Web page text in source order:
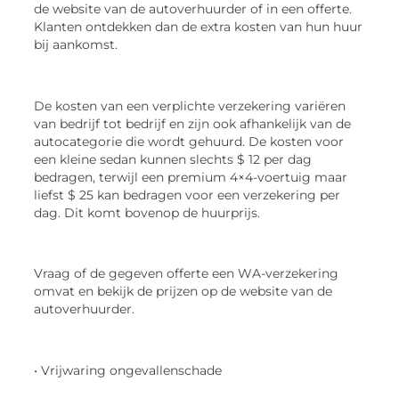
de website van de autoverhuurder of in een offerte.
Klanten ontdekken dan de extra kosten van hun huur
bij aankomst.
De kosten van een verplichte verzekering variëren
van bedrijf tot bedrijf en zijn ook afhankelijk van de
autocategorie die wordt gehuurd. De kosten voor
een kleine sedan kunnen slechts $ 12 per dag
bedragen, terwijl een premium 4×4-voertuig maar
liefst $ 25 kan bedragen voor een verzekering per
dag. Dit komt bovenop de huurprijs.
Vraag of de gegeven offerte een WA-verzekering
omvat en bekijk de prijzen op de website van de
autoverhuurder.
• Vrijwaring ongevallenschade